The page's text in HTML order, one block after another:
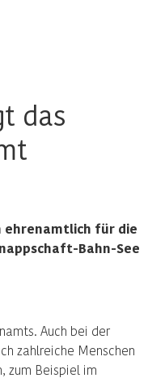
das
ehrenamtlich für die
Bahn-See
Auch bei der
zahlreiche Menschen
zum Beispiel im